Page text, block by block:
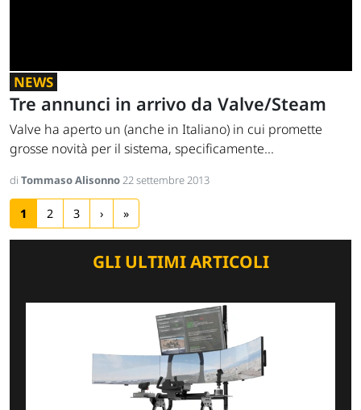
NEWS
Tre annunci in arrivo da Valve/Steam
Valve ha aperto un (anche in Italiano) in cui promette
grosse novità per il sistema, specificamente...
di Tommaso Alisonno22 settembre 2013
1 2 3 › »
GLI ULTIMI ARTICOLI